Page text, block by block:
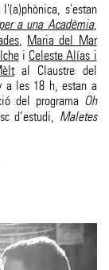
s'estan
a una Acadèmia,
, Maria del Mar
i Celeste Alías i
al Claustre del
a les 18 h, estan a
del programa Oh
d’estudi, Maletes